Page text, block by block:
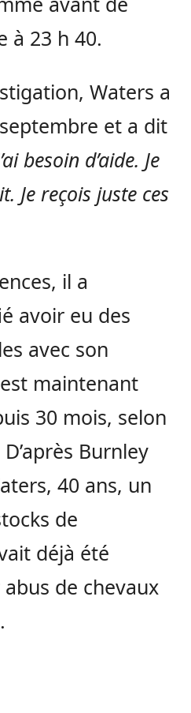
à 23 h 40.
Waters a
et a dit
besoin d’aide. Je
Je reçois juste ces
il a
avoir eu des
avec son
maintenant
30 mois, selon
Burnley
40 ans, un
de
déjà été
de chevaux